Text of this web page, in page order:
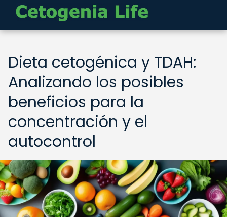
Dieta cetogénica y TDAH:
Analizando los posibles
beneficios para la
concentración y el
autocontrol